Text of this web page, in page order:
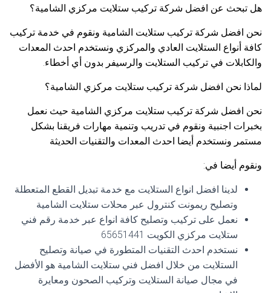
هل تبحث عن افضل شركة تركيب ستلايت مركزي الشامية؟
نحن افضل شركة تركيب ستلايت الشامية ونقوم في خدمة تركيب
كافة أنواع الستلايت العادي والمركزي ونستخدم احدث المعدات
والكابلات في تركيب الستلايت والرسيفر بدون أي أخطاء.
لماذا نحن افضل شركة تركيب ستلايت مركزي الشامية؟
نحن افضل شركة تركيب ستلايت مركزي الشامية حيث نعمل
بخبرات اجنبية ونقوم في تدريب وتنمية مهارات فريقنا بشكل
مستمر ونستخدم أيضا احدث المعدات والتقنيات الحديثة
ونقوم أيضا في:
لدينا افضل انواع الستلايت مع خدمة تبديل القطع المتعطلة
وتصليح ريمونت كنترول عبر محلات ستلايت الشامية
نعمل على تركيب وتصليح كافة انواع عبر خدمة رقم فني
ستلايت مركزي الكويت 65651441
نستخدم احدث التقنيات المتطورة في صيانة وتصليح
الستلايت من خلال افضل فني ستلايت الشامية هو الأفضل
في مجال صيانة الستلايت وتركيب الصحون ومعايرة